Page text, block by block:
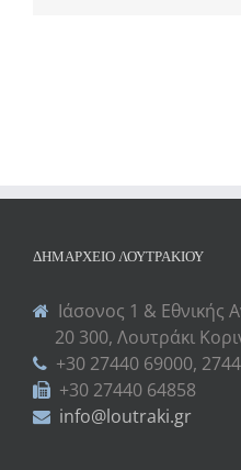
ΔΗΜΑΡΧΕΊΟ ΛΟΥΤΡΑΚΊΟΥ
Ιάσονος 1 & Εθνικής
20 300, Λουτράκι
+30 27440 69000,
+30 27440 64858
info@loutraki.gr